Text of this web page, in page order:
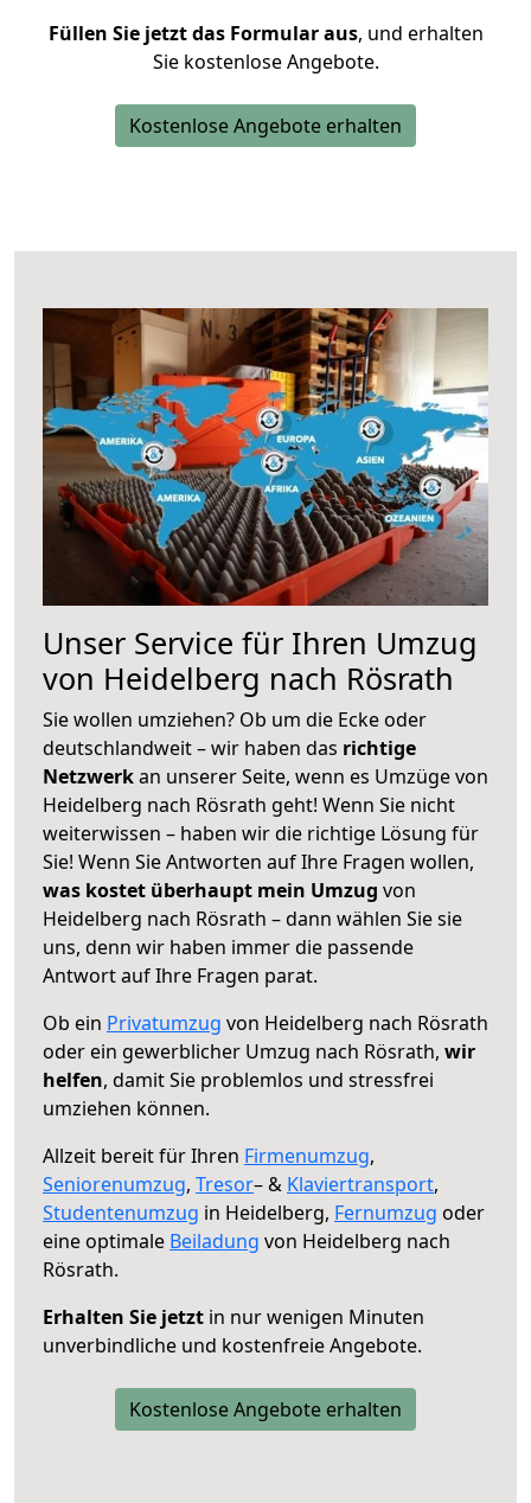
Füllen Sie jetzt das Formular aus, und erhalten
Sie kostenlose Angebote.
Kostenlose Angebote erhalten
Unser Service für Ihren Umzug
von Heidelberg nach Rösrath
Sie wollen umziehen? Ob um die Ecke oder
deutschlandweit – wir haben das richtige
Netzwerkan unserer Seite, wenn es Umzüge von
Heidelberg nach Rösrath geht! Wenn Sie nicht
weiterwissen – haben wir die richtige Lösung für
Sie! Wenn Sie Antworten auf Ihre Fragen wollen,
was kostet überhaupt mein Umzug von
Heidelberg nach Rösrath – dann wählen Sie sie
uns, denn wir haben immer die passende
Antwort auf Ihre Fragen parat.
Ob ein Privatumzug von Heidelberg nach Rösrath
oder ein gewerblicher Umzug nach Rösrath, wir
helfen, damit Sie problemlos und stressfrei
umziehen können.
Allzeit bereit für Ihren Firmenumzug,
Seniorenumzug, Tresor– & Klaviertransport,
Studentenumzug in Heidelberg, Fernumzug oder
eine optimale Beiladung von Heidelberg nach
Rösrath.
Erhalten Sie jetzt in nur wenigen Minuten
unverbindliche und kostenfreie Angebote.
Kostenlose Angebote erhalten